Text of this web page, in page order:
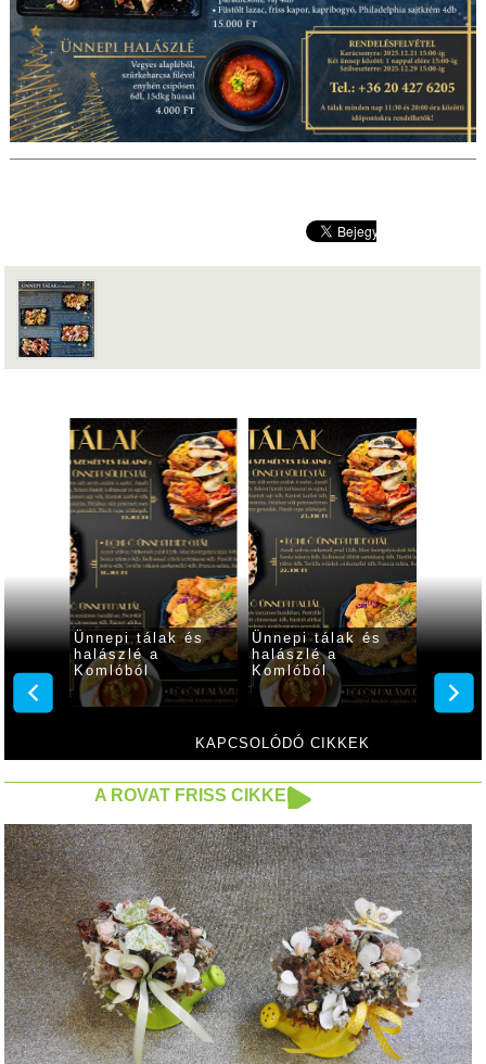
KAPCSOLÓDÓ CIKKEK
Ünnepi tálak és
halászlé a
Komlóból
Ünnepi tálak és
halászlé a
Komlóból
A ROVAT FRISS CIKKEI